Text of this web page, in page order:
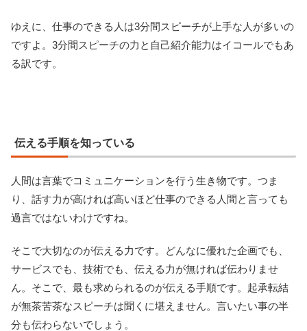
ゆえに、仕事のできる人は3分間スピーチが上手な人が多いの
ですよ。3分間スピーチの力と自己紹介能力はイコールでもあ
る訳です。
伝える手順を知っている
人間は言葉でコミュニケーションを行う生き物です。つま
り、話す力が高ければ高いほど仕事のできる人間と言っても
過言ではないわけですね。
そこで大切なのが伝える力です。どんなに優れた企画でも、
サービスでも、技術でも、伝える力が無ければ伝わりませ
ん。そこで、最も求められるのが伝える手順です。起承転結
が無茶苦茶なスピーチは聞くに堪えません。言いたい事の半
分も伝わらないでしょう。